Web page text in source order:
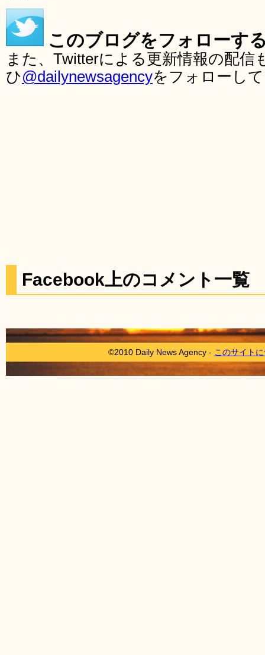
このブログをフォローす
また、Twitterによる更新情報の配
ひ@dailynewsagencyをフォローし
Facebook上のコメント一覧
©2010 Daily News Agency - このサイト